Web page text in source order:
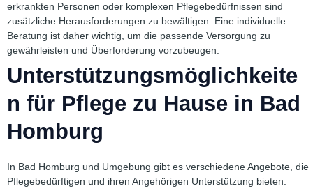
erkrankten Personen oder komplexen Pflegebedürfnissen sind
zusätzliche Herausforderungen zu bewältigen. Eine individuelle
Beratung ist daher wichtig, um die passende Versorgung zu
gewährleisten und Überforderung vorzubeugen.
Unterstützungsmöglichkeite
n für Pflege zu Hause in Bad
Homburg
In Bad Homburg und Umgebung gibt es verschiedene Angebote, die
Pflegebedürftigen und ihren Angehörigen Unterstützung bieten: